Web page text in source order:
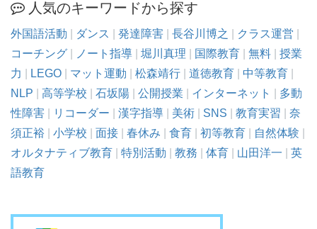
人気のキーワードから探す
外国語活動 ダンス 発達障害 長谷川博之 クラス運営
コーチング
ノート指導 堀川真理 国際教育 無料
授業
力
LEGO マット運動 松森靖行 道徳教育 中等教育
NLP
高等学校 石坂陽 公開授業 インターネット
多動
性障害
リコーダー 漢字指導 美術 SNS 教育実習
奈
須正裕
小学校 面接 春休み 食育 初等教育 自然体験
オルタナティブ教育
特別活動 教務 体育 山田洋一
英
語教育